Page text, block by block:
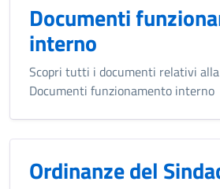
Documenti
interno
Scopri tutti i documenti relativi
Documenti funzionamento interno
Ordinanze del